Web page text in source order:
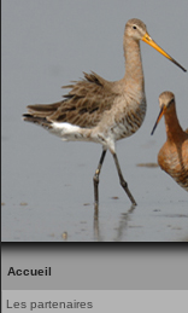
Accueil
Les partenaires